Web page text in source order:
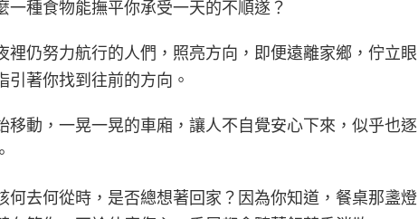
一種食物能撫平你承受一天的不順遂？
裡仍努力航行的人們，照亮方向，即便遠離家鄉，佇立眼
引著你找到往前的方向。
移動，一晃一晃的車廂，讓人不自覺安心下來，似乎也逐
何去何從時，是否總想著回家？因為你知道，餐桌那盞燈